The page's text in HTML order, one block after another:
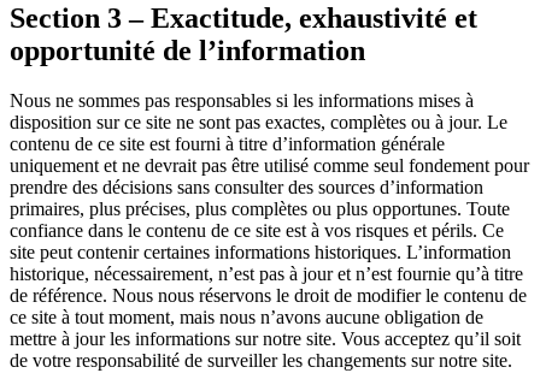
Section 3 – Exactitude, exhaustivité et
opportunité de l’information
Nous ne sommes pas responsables si les informations mises à
disposition sur ce site ne sont pas exactes, complètes ou à jour. Le
contenu de ce site est fourni à titre d’information générale
uniquement et ne devrait pas être utilisé comme seul fondement pour
prendre des décisions sans consulter des sources d’information
primaires, plus précises, plus complètes ou plus opportunes. Toute
confiance dans le contenu de ce site est à vos risques et périls. Ce
site peut contenir certaines informations historiques. L’information
historique, nécessairement, n’est pas à jour et n’est fournie qu’à titre
de référence. Nous nous réservons le droit de modifier le contenu de
ce site à tout moment, mais nous n’avons aucune obligation de
mettre à jour les informations sur notre site. Vous acceptez qu’il soit
de votre responsabilité de surveiller les changements sur notre site.